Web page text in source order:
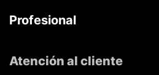
Profesional
Atención al cliente